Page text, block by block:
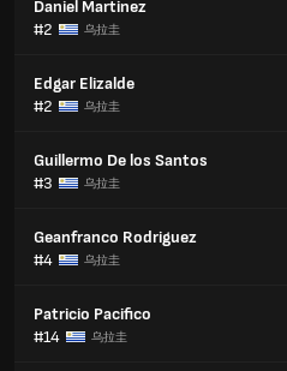
Daniel Martinez
#2
乌拉圭
Edgar Elizalde
#2
乌拉圭
Guillermo De los Santos
#3
乌拉圭
Geanfranco Rodriguez
#4
乌拉圭
Patricio Pacifico
#14
乌拉圭